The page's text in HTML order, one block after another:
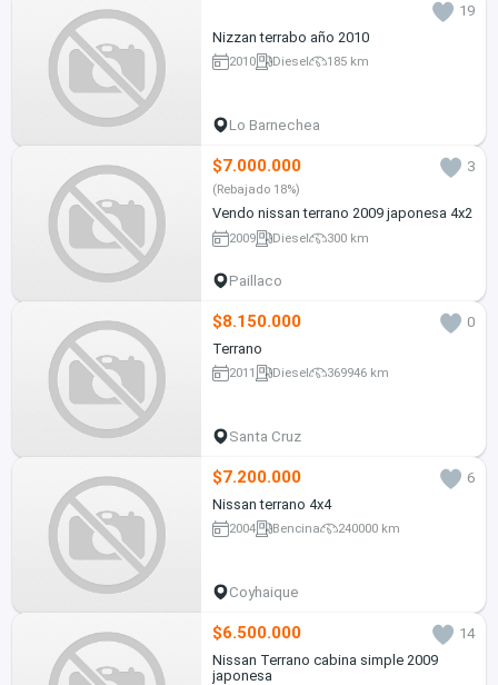
19
Nizzan terrabo año 2010
2010 Diesel 185 km
Lo Barnechea
$7.000.000 3
(Rebajado 18%)
Vendo nissan terrano 2009 japonesa 4x2
2009 Diesel 300 km
Paillaco
$8.150.000
0
Terrano
2011 Diesel 369946 km
Santa Cruz
$7.200.000
6
Nissan terrano 4x4
2004 Bencina 240000 km
Coyhaique
$6.500.000
14
Nissan Terrano cabina simple 2009
japonesa